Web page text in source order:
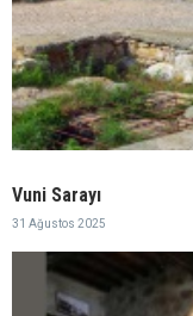
Vuni Sarayı
31 Ağustos 2025